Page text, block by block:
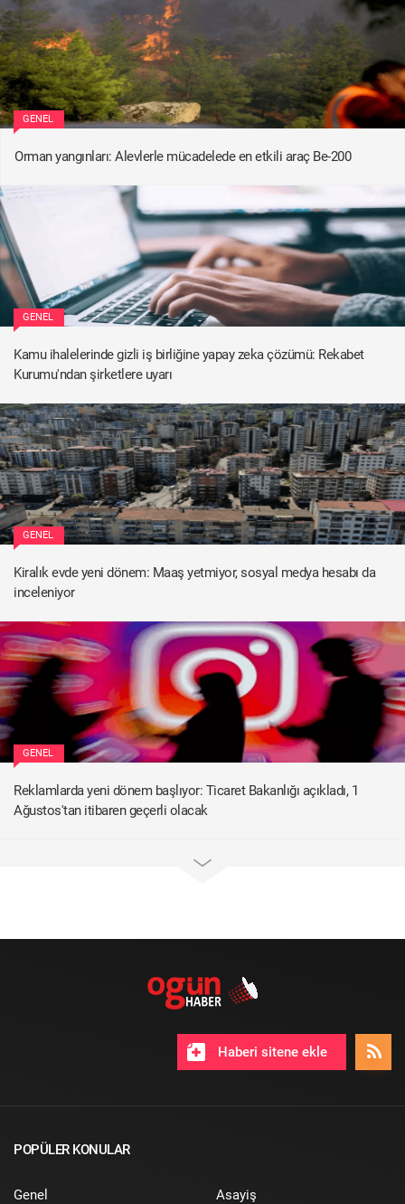
GENEL
Orman yangınları: Alevlerle mücadelede en etkili araç Be-200
GENEL
Kamu ihalelerinde gizli iş birliğine yapay zeka çözümü: Rekabet
Kurumu'ndan şirketlere uyarı
GENEL
Kiralık evde yeni dönem: Maaş yetmiyor, sosyal medya hesabı da
inceleniyor
GENEL
Reklamlarda yeni dönem başlıyor: Ticaret Bakanlığı açıkladı, 1
Ağustos'tan itibaren geçerli olacak
Haberi sitene ekle
POPÜLER KONULAR
Genel
Asayiş